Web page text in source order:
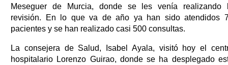
Meseguer de Murcia, donde se les venía realizando
revisión. En lo que va de año ya han sido atendidos
pacientes y se han realizado casi 500 consultas.
La consejera de Salud, Isabel Ayala, visitó hoy el
hospitalario Lorenzo Guirao, donde se ha desplegado